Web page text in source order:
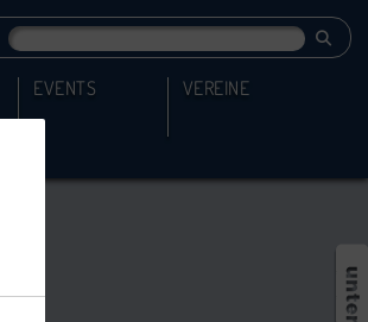
EVENTS VEREINE